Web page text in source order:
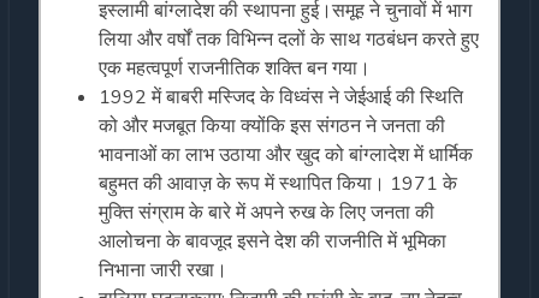
इस्लामी बांग्लादेश की स्थापना हुई।समूह ने चुनावों में भाग
लिया और वर्षों तक विभिन्न दलों के साथ गठबंधन करते हुए
एक महत्वपूर्ण राजनीतिक शक्ति बन गया।
1992 में बाबरी मस्जिद के विध्वंस ने जेईआई की स्थिति
को और मजबूत किया क्योंकि इस संगठन ने जनता की
भावनाओं का लाभ उठाया और खुद को बांग्लादेश में धार्मिक
बहुमत की आवाज़ के रूप में स्थापित किया। 1971 के
मुक्ति संग्राम के बारे में अपने रुख के लिए जनता की
आलोचना के बावजूद इसने देश की राजनीति में भूमिका
निभाना जारी रखा।